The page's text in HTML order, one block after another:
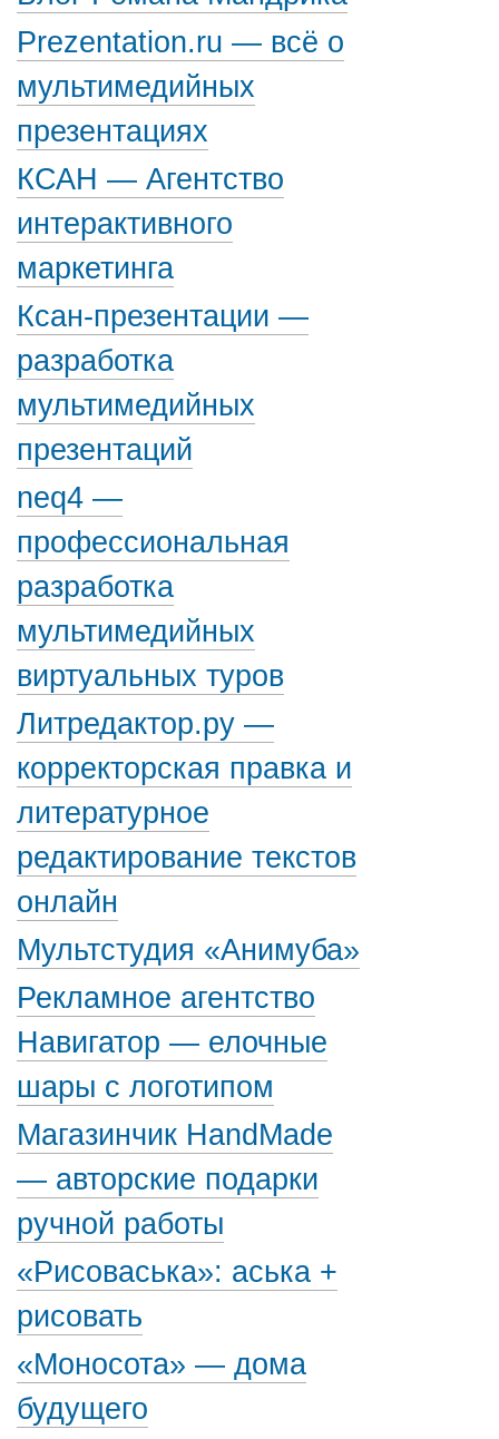
Prezentation.ru — всё о
мультимедийных
презентациях
КСАН — Агентство
интерактивного
маркетинга
Ксан-презентации —
разработка
мультимедийных
презентаций
neq4 —
профессиональная
разработка
мультимедийных
виртуальных туров
Литредактор.ру —
корректорская правка и
литературное
редактирование текстов
онлайн
Мультстудия «Анимуба»
Рекламное агентство
Навигатор — елочные
шары с логотипом
Магазинчик HandMade
— авторские подарки
ручной работы
«Рисоваська»: аська +
рисовать
«Моносота» — дома
будущего